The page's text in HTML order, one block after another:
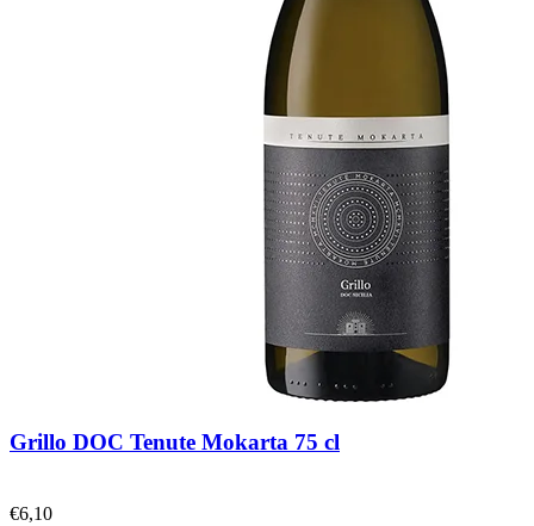
Grillo DOC Tenute Mokarta 75 cl
€6,10